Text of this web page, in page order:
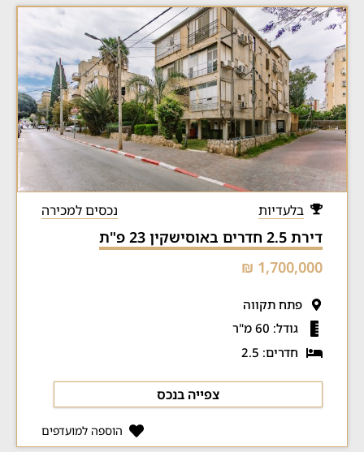
בלעדיות נכסים למכירה
דירת 2.5 חדרים באוסישקין 23 פ"ת
1,700,000 ₪
פתח תקווה
גודל: 60 מ"ר
חדרים: 2.5
צפייה בנכס
הוספה למועדפים